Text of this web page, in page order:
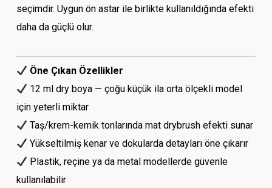
seçimdir. Uygun ön astar ile birlikte kullanıldığında efekti
daha da güçlü olur.
Öne Çıkan Özellikler
12 ml dry boya — çoğu küçük ila orta ölçekli model
için yeterli miktar
Taş/krem-kemik tonlarında mat drybrush efekti sunar
Yükseltilmiş kenar ve dokularda detayları öne çıkarır
Plastik, reçine ya da metal modellerde güvenle
kullanılabilir